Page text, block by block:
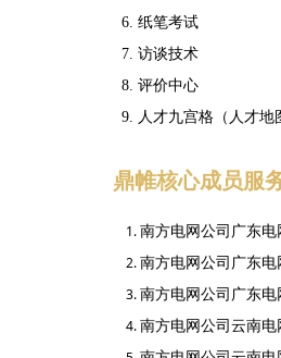
6. 纸笔考试
7. 访谈技术
8. 评价中心
9. 人才九宫格（人才地
鼎帷核心成员服
南方电网公司广东电
南方电网公司广东电
南方电网公司广东
南方电网公司云南